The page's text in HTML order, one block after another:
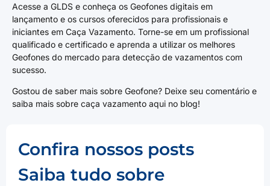
Acesse a GLDS e conheça os Geofones digitais em
lançamento e os cursos oferecidos para profissionais e
iniciantes em Caça Vazamento. Torne-se em um profissional
qualificado e certificado e aprenda a utilizar os melhores
Geofones do mercado para detecção de vazamentos com
sucesso.
Gostou de saber mais sobre Geofone? Deixe seu comentário e
saiba mais sobre caça vazamento aqui no blog!
Confira nossos posts
Saiba tudo sobre